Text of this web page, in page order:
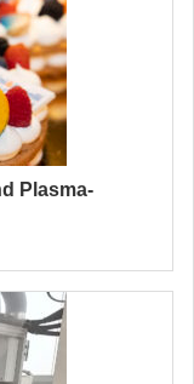
Plasma-